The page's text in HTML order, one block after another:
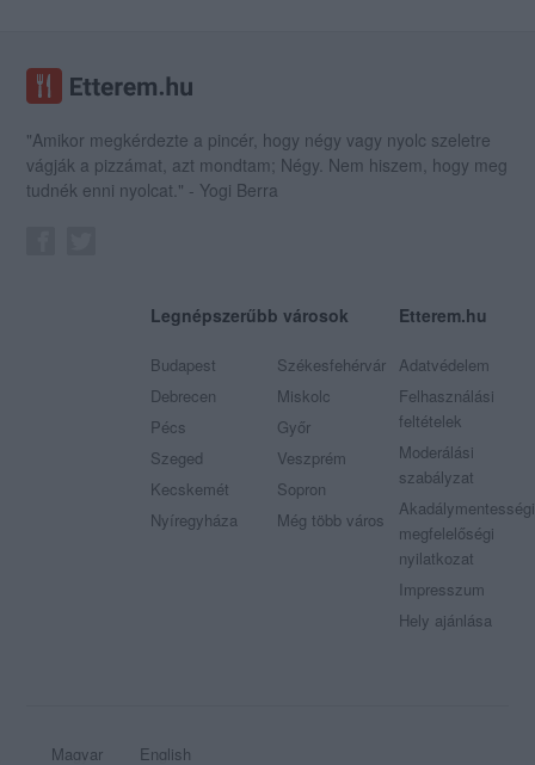
"Amikor megkérdezte a pincér, hogy négy vagy nyolc szeletre
vágják a pizzámat, azt mondtam; Négy. Nem hiszem, hogy meg
tudnék enni nyolcat." - Yogi Berra
Legnépszerűbb városok
Budapest
Debrecen
Pécs
Szeged
Kecskemét
Nyíregyháza
Székesfehérvár
Miskolc
Győr
Veszprém
Sopron
Még több város
Etterem.hu
Adatvédelem
Felhasználási
feltételek
Moderálási
szabályzat
Akadálymentességi
megfelelőségi
nyilatkozat
Impresszum
Hely ajánlása
Magyar English